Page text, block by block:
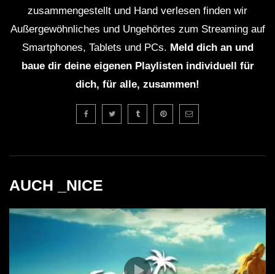
zusammengestellt und Hand verlesen finden wir
Außergewöhnliches und Ungehörtes zum Streaming auf
Smartphones, Tablets und PCs. Meld dich an und
baue dir deine eigenen Playlisten individuell für
dich, für alle, zusammen!
AUCH _NICE